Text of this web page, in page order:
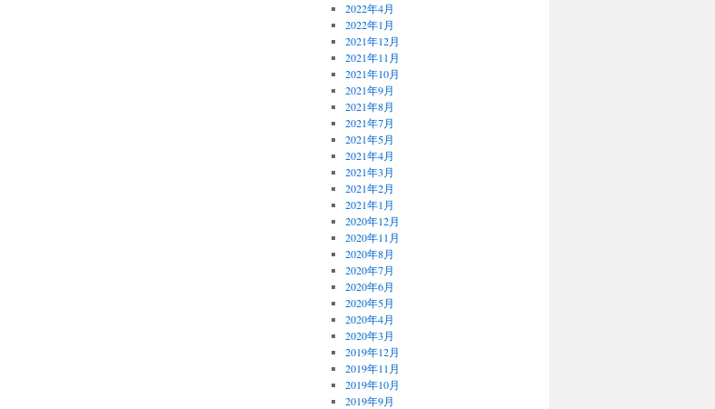
2022年4月
2022年1月
2021年12月
2021年11月
2021年10月
2021年9月
2021年8月
2021年7月
2021年5月
2021年4月
2021年3月
2021年2月
2021年1月
2020年12月
2020年11月
2020年8月
2020年7月
2020年6月
2020年5月
2020年4月
2020年3月
2019年12月
2019年11月
2019年10月
2019年9月